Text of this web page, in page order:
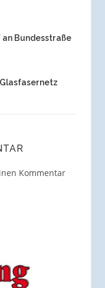
Bundesstraße
Kommentar